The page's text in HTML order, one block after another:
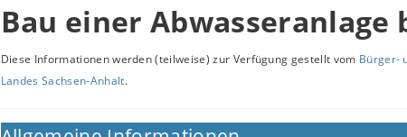
Bau einer Abwasseranlage
Diese Informationen werden (teilweise) zur Verfügung gestellt vom Bürger-
Landes Sachsen-Anhalt.